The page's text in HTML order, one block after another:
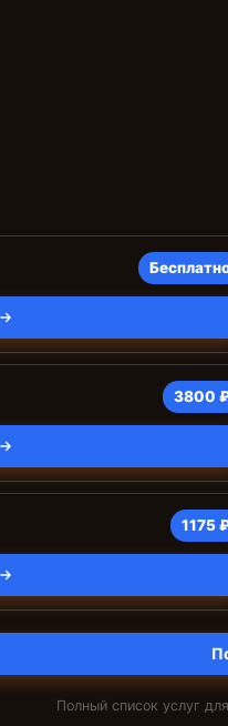
3800
1175
Полный список услуг